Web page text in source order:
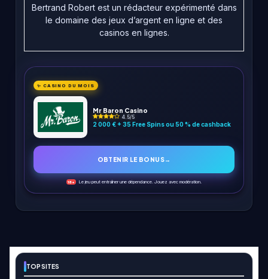
Bertrand Robert est un rédacteur expérimenté dans
le domaine des jeux d’argent en ligne et des
casinos en lignes.
✨ CASINO DU MOIS
Mr Baron Casino
4.5/5
2 000 € + 35 Free Spins ou 50 % de cashback
OBTENIR LE BONUS→
18+ Le jeu peut entraîner une dépendance. Jouez avec modération.
TOP SITES